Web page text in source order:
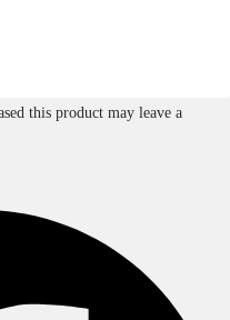
this product may leave a